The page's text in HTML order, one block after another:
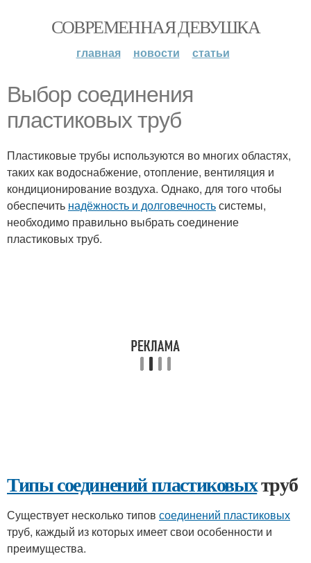
СОВРЕМЕННАЯ ДЕВУШКА
главная новости статьи
Выбор соединения
пластиковых труб
Пластиковые трубы используются во многих областях,
таких как водоснабжение, отопление, вентиляция и
кондиционирование воздуха. Однако, для того чтобы
обеспечить надёжность и долговечностьсистемы,
необходимо правильно выбрать соединение
пластиковых труб.
Типы соединений пластиковыхтруб
Существует несколько типов соединений пластиковых
труб, каждый из которых имеет свои особенности и
преимущества.